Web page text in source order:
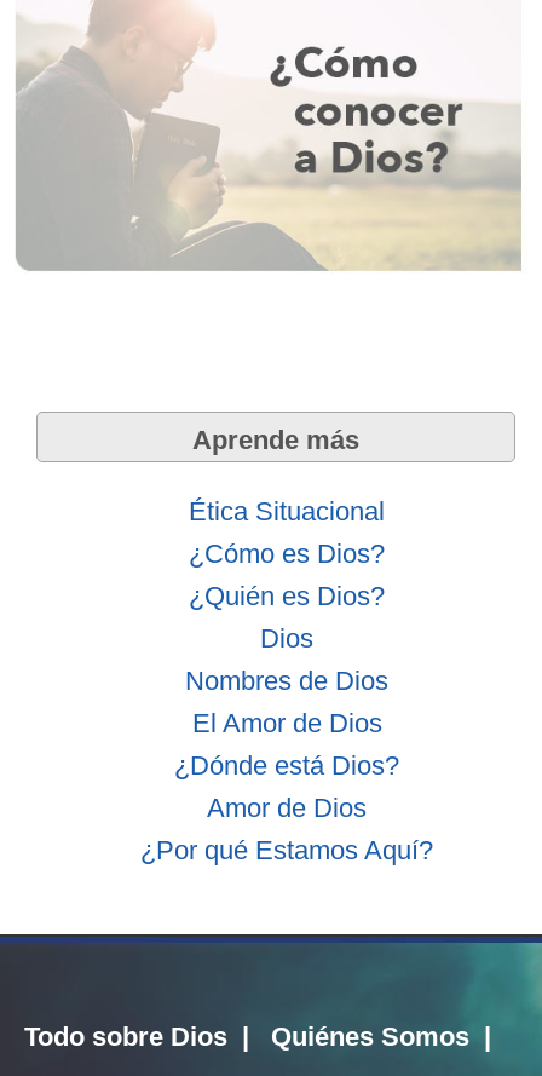
Aprende más
Ética Situacional
¿Cómo es Dios?
¿Quién es Dios?
Dios
Nombres de Dios
El Amor de Dios
¿Dónde está Dios?
Amor de Dios
¿Por qué Estamos Aquí?
Todo sobre Dios | Quiénes Somos |